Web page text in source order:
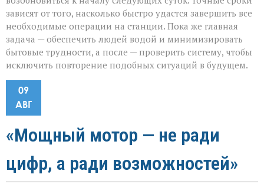
зависят от того, насколько быстро удастся завершить все
необходимые операции на станции. Пока же главная
задача — обеспечить людей водой и минимизировать
бытовые трудности, а после — проверить систему, чтобы
исключить повторение подобных ситуаций в будущем.
09
АВГ
«Мощный мотор — не ради
цифр, а ради возможностей»